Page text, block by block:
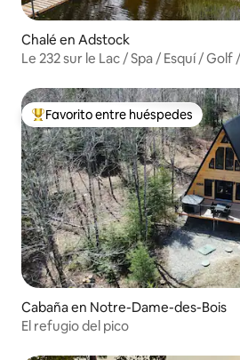
Chalé en Adstock
Le 232 sur le Lac / Spa / Esquí /
Favorito entre huéspedes preferido
Favorito entre huéspedes
Cabaña en Notre-Dame-des-Bois
El refugio del pico